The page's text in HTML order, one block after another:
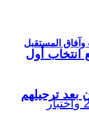
وآفاق المستقبل
انتخاب أول
بعد ترحيلهم